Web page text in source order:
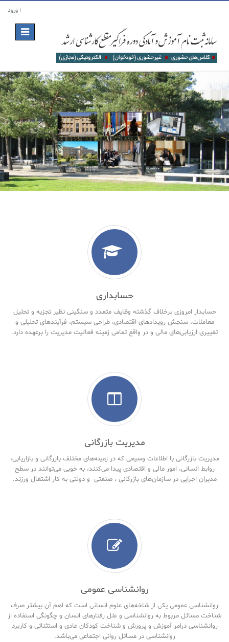
ورود
Toggle
navigation
حسابداری
حسابدار امروزی برخلاف گذشته وظایف متعدد و سنگینی نظیر تجزیه و تحلیل
معاملات، سنجش رویدادهای اقتصادی، طراحی سیستم، فرآیندهای تحلیلی و
تغییری ارزیابی‌های مالی و در واقع تمامی زمینه فعالیت مدیریت را برعهده دارد.
مدیریت بازرگانی
مدیریت بازرگانی با اطلاعات وسیعی که در زمینه‌های مختلف بازرگانی و بازاریابی،
روابط انسانی، امور مالی و اقتصادی پیدا می‌کنند، به خوبی می‌توانند در سطح
مدیران اجرایی در سازمان‌های بازرگانی ، صنعتی و دولتی به کار اشتغال ورزند.
روانشناسی عمومی
روانشناسی عمومی یکی از شاخه‌های علوم انسانی است که اهم آن بیشتر صرف
شناخت مسائل مربوط به روانشناسی و علل رفتارهای انسان و چگونگی استفاده از
روانشناسی درامر آموزش و پرورش و شناخت کودکان عادی و استثنائی و کاربرد
روانشناسی در مسائل روانی اجتماعی می‌باشد.